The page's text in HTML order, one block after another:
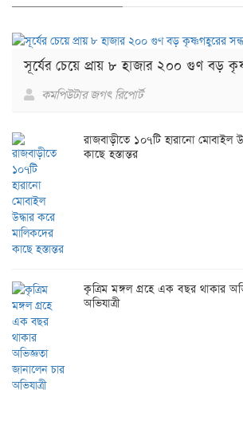
সূর্যের চেয়ে প্রায় ৮ হাজার ২০০ গুণ বড়
কমপিউটার জগৎ রিপোর্ট
রাজবাড়ীতে ১০৭টি হারানো মোবাইল
কাছে হস্তান্তর
কৃত্রিম মঙ্গল গ্রহে এক বছর থাকার
অভিযাত্রী